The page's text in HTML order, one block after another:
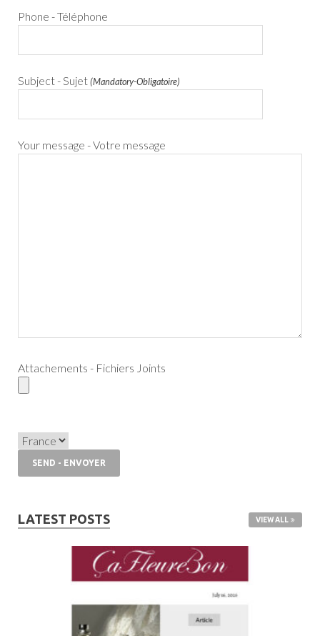
Phone - Téléphone
Subject - Sujet(Mandatory-Obligatoire)
Your message - Votre message
Attachements - Fichiers Joints
LATEST POSTS VIEW ALL